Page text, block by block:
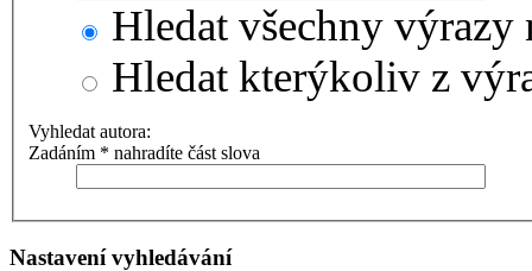
Hledat všechny výrazy
Hledat kterýkoliv z
Vyhledat autora:
Zadáním * nahradíte část slova
Nastavení vyhledávání